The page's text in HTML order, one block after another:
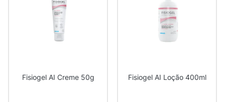
Fisiogel AI Creme 50g Fisiogel AI Loção 400ml